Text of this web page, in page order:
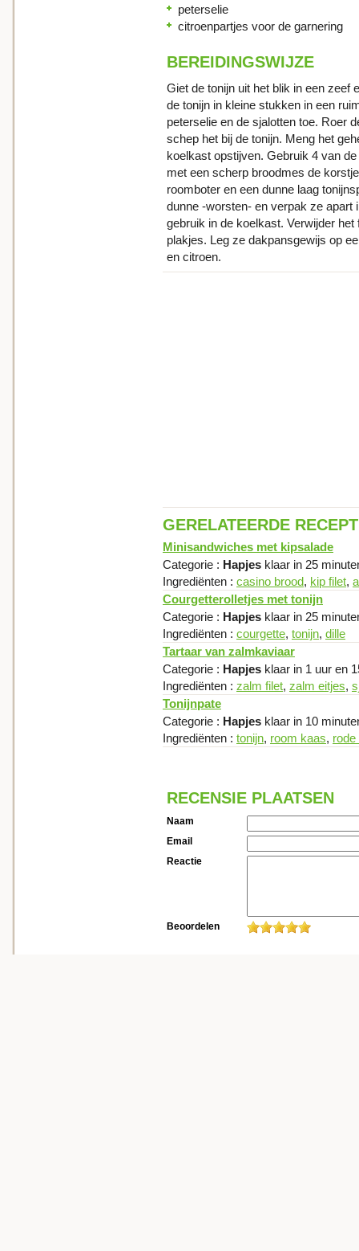
peterselie
citroenpartjes voor de garnering
BEREIDINGSWIJZE
Giet de tonijn uit het blik in een zeef
de tonijn in kleine stukken in een
peterselie en de sjalotten toe. Roer
schep het bij de tonijn. Meng het
koelkast opstijven. Gebruik 4 van
met een scherp broodmes de
roomboter en een dunne laag
dunne -worsten- en verpak ze apart
gebruik in de koelkast. Verwijder
plakjes. Leg ze dakpansgewijs op
en citroen.
GERELATEERDE
Minisandwiches met kipsalade
Categorie : Hapjes klaar in 25
Ingrediënten : casino brood, kip filet,
Courgetterolletjes met tonijn
Categorie : Hapjes klaar in 25
Ingrediënten : courgette, tonijn, dille
Tartaar van zalmkaviaar
Categorie : Hapjes klaar in 1 uur en
Ingrediënten : zalm filet, zalm eitjes,
Tonijnpate
Categorie : Hapjes klaar in 10
Ingrediënten : tonijn, room kaas, rode
RECENSIE PLAATSEN
Naam
Email
Reactie
Beoordelen